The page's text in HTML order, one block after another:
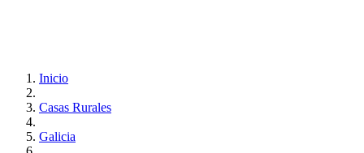
Inicio
Casas Rurales
Galicia